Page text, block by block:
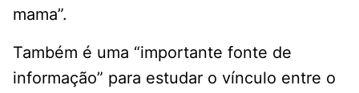
mama”.
Também é uma “importante fonte de
informação” para estudar o vínculo entre o